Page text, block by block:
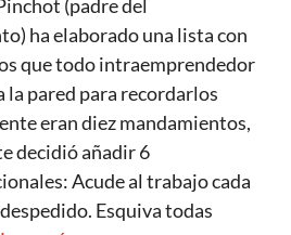
(padre del
ha elaborado una lista con
que todo intraemprendedor
la pared para recordarlos
eran diez mandamientos,
decidió añadir 6
Acude al trabajo cada
Esquiva todas